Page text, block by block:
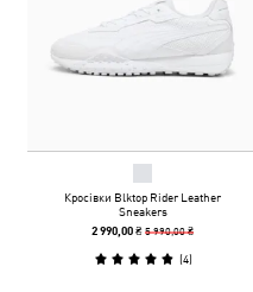
Кросівки Blktop Rider Leather
Sneakers
2 990,00 ₴5 990,00 ₴
(4)